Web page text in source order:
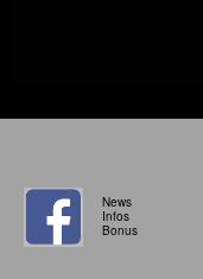
News
Infos
Bonus